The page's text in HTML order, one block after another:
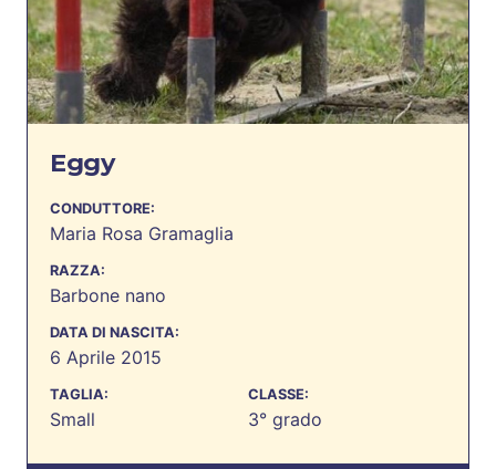
Eggy
CONDUTTORE:
Maria Rosa Gramaglia
RAZZA:
Barbone nano
DATA DI NASCITA:
6 Aprile 2015
TAGLIA:
Small
CLASSE:
3° grado